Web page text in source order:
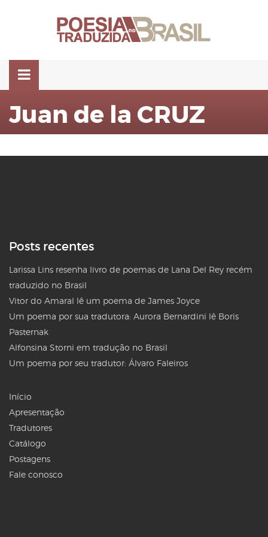
Juan de la CRUZ
Posts recentes
Larissa Lins resenha livro de poemas de Lana Del Rey recém
traduzido no Brasil
Vitor do Amaral lê um poema de James Joyce
Um poema por sua tradutora: Aurora Bernardini lê Boris
Pasternak
Alfonsina Storni em tradução no Brasil
Um poema por seu tradutor: Álvaro Faleiros
Início
Apresentação
Tradutores
Catálogo
Postagens
Fale conosco